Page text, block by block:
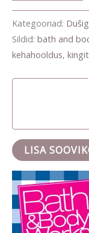
Kategooriad:
Sildid: bath and
kehahooldus,
LISA